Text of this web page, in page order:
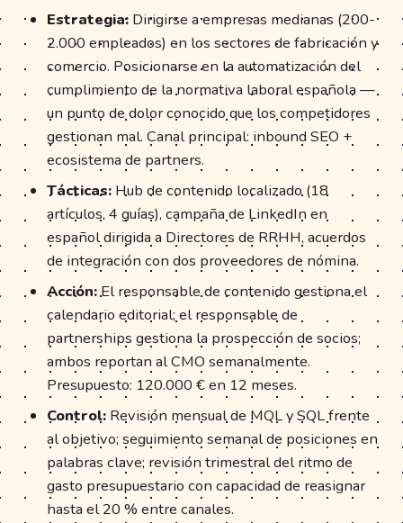
Estrategia: Dirigirse a empresas medianas (200-
2.000 empleados) en los sectores de fabricación y
comercio. Posicionarse en la automatización del
cumplimiento de la normativa laboral española —
un punto de dolor conocido que los competidores
gestionan mal. Canal principal: inbound SEO +
ecosistema de partners.
Tácticas: Hub de contenido localizado (18
artículos, 4 guías), campaña de LinkedIn en
español dirigida a Directores de RRHH, acuerdos
de integración con dos proveedores de nómina.
Acción:El responsable de contenido gestiona el
calendario editorial; el responsable de
partnerships gestiona la prospección de socios;
ambos reportan al CMO semanalmente.
Presupuesto: 120.000 € en 12 meses.
Control: Revisión mensual de MQL y SQL frente
al objetivo; seguimiento semanal de posiciones en
palabras clave; revisión trimestral del ritmo de
gasto presupuestario con capacidad de reasignar
hasta el 20 % entre canales.